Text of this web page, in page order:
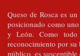
Queso de Rosca es
posicionado como
y León. Como todo
reconocimiento por su
público, es